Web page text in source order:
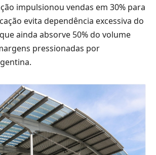
impulsionou vendas em 30% para
evita dependência excessiva do
ainda absorve 50% do volume
pressionadas por